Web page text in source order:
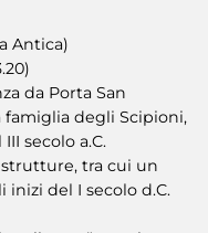
Antica)
da Porta San
famiglia degli Scipioni,
secolo a.C.
strutture, tra cui un
del I secolo d.C.